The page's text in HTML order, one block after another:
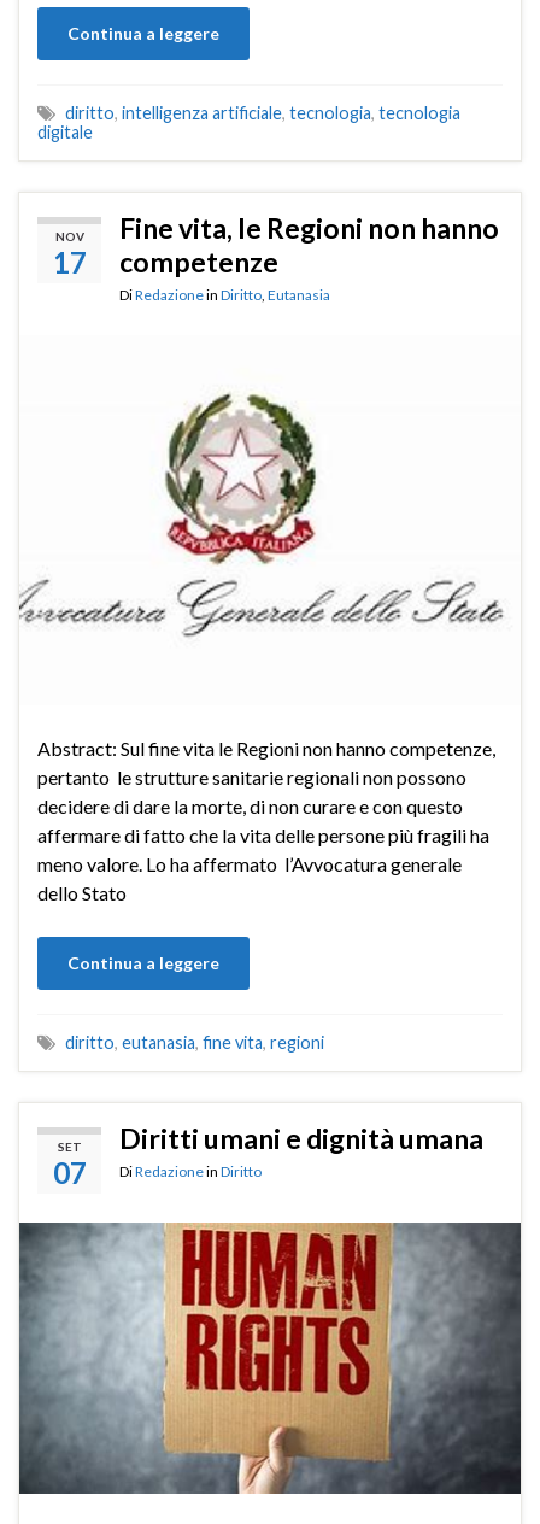
Continua a leggere
diritto, intelligenza artificiale, tecnologia, tecnologia
digitale
NOV
17
Fine vita, le Regioni non hanno
competenze
DiRedazionein Diritto Eutanasia
Abstract: Sul fine vita le Regioni non hanno competenze,
pertanto le strutture sanitarie regionali non possono
decidere di dare la morte, di non curare e con questo
affermare di fatto che la vita delle persone più fragili ha
meno valore. Lo ha affermato l’Avvocatura generale
dello Stato
Continua a leggere
diritto, eutanasia, fine vita, regioni
SET
07
Diritti umani e dignità umana
DiRedazionein Diritto